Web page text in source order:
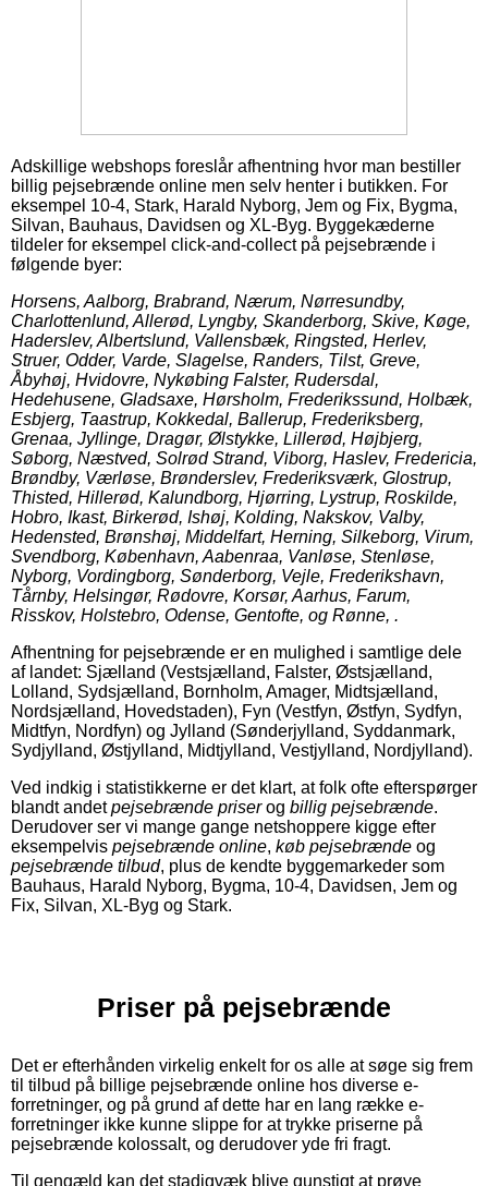
Adskillige webshops foreslår afhentning hvor man bestiller
billig pejsebrænde online men selv henter i butikken. For
eksempel 10-4, Stark, Harald Nyborg, Jem og Fix, Bygma,
Silvan, Bauhaus, Davidsen og XL-Byg. Byggekæderne
tildeler for eksempel click-and-collect på pejsebrænde i
følgende byer:
Horsens, Aalborg, Brabrand, Nærum, Nørresundby,
Charlottenlund, Allerød, Lyngby, Skanderborg, Skive, Køge,
Haderslev, Albertslund, Vallensbæk, Ringsted, Herlev,
Struer, Odder, Varde, Slagelse, Randers, Tilst, Greve,
Åbyhøj, Hvidovre, Nykøbing Falster, Rudersdal,
Hedehusene, Gladsaxe, Hørsholm, Frederikssund, Holbæk,
Esbjerg, Taastrup, Kokkedal, Ballerup, Frederiksberg,
Grenaa, Jyllinge, Dragør, Ølstykke, Lillerød, Højbjerg,
Søborg, Næstved, Solrød Strand, Viborg, Haslev, Fredericia,
Brøndby, Værløse, Brønderslev, Frederiksværk, Glostrup,
Thisted, Hillerød, Kalundborg, Hjørring, Lystrup, Roskilde,
Hobro, Ikast, Birkerød, Ishøj, Kolding, Nakskov, Valby,
Hedensted, Brønshøj, Middelfart, Herning, Silkeborg, Virum,
Svendborg, København, Aabenraa, Vanløse, Stenløse,
Nyborg, Vordingborg, Sønderborg, Vejle, Frederikshavn,
Tårnby, Helsingør, Rødovre, Korsør, Aarhus, Farum,
Risskov, Holstebro, Odense, Gentofte, og Rønne, .
Afhentning for pejsebrænde er en mulighed i samtlige dele
af landet: Sjælland (Vestsjælland, Falster, Østsjælland,
Lolland, Sydsjælland, Bornholm, Amager, Midtsjælland,
Nordsjælland, Hovedstaden), Fyn (Vestfyn, Østfyn, Sydfyn,
Midtfyn, Nordfyn) og Jylland (Sønderjylland, Syddanmark,
Sydjylland, Østjylland, Midtjylland, Vestjylland, Nordjylland).
Ved indkig i statistikkerne er det klart, at folk ofte efterspørger
blandt andetpejsebrænde priserog billig pejsebrænde.
Derudover ser vi mange gange netshoppere kigge efter
eksempelvis pejsebrænde online, køb pejsebrænde og
pejsebrænde tilbud, plus de kendte byggemarkeder som
Bauhaus, Harald Nyborg, Bygma, 10-4, Davidsen, Jem og
Fix, Silvan, XL-Byg og Stark.
Priser på pejsebrænde
Det er efterhånden virkelig enkelt for os alle at søge sig frem
til tilbud på billige pejsebrænde online hos diverse e-
forretninger, og på grund af dette har en lang række e-
forretninger ikke kunne slippe for at trykke priserne på
pejsebrænde kolossalt, og derudover yde fri fragt.
Til gengæld kan det stadigvæk blive gunstigt at prøve